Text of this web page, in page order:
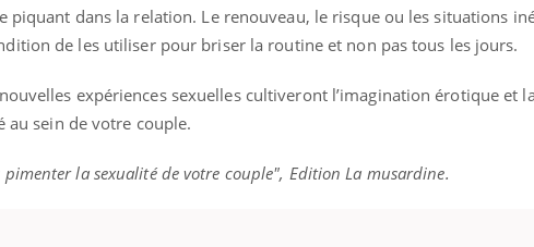
piquant dans la relation. Le renouveau, le risque ou les situations
de les utiliser pour briser la routine et non pas tous les jours.
expériences sexuelles cultiveront l’imagination érotique et la
sein de votre couple.
la sexualité de votre couple", Edition La musardine.